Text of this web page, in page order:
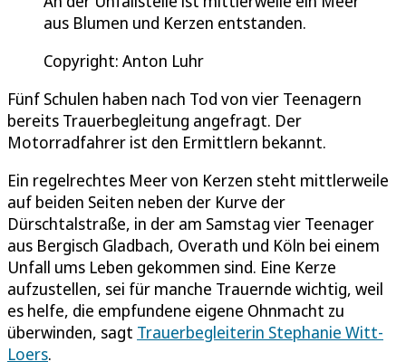
aus Blumen und Kerzen entstanden.
Copyright: Anton Luhr
Fünf Schulen haben nach Tod von vier Teenagern
bereits Trauerbegleitung angefragt. Der
Motorradfahrer ist den Ermittlern bekannt.
Ein regelrechtes Meer von Kerzen steht mittlerweile
auf beiden Seiten neben der Kurve der
Dürschtalstraße, in der am Samstag vier Teenager
aus Bergisch Gladbach, Overath und Köln bei einem
Unfall ums Leben gekommen sind. Eine Kerze
aufzustellen, sei für manche Trauernde wichtig, weil
es helfe, die empfundene eigene Ohnmacht zu
überwinden, sagt Trauerbegleiterin Stephanie Witt-
Loers.